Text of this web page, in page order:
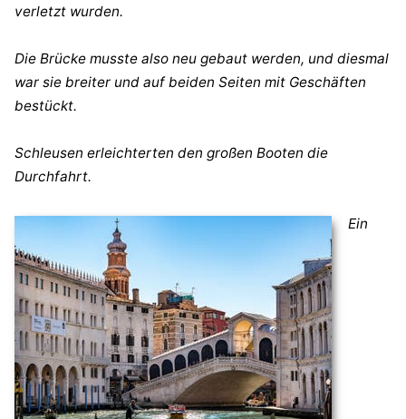
verletzt wurden.
Die Brücke musste also neu gebaut werden, und diesmal
war sie breiter und auf beiden Seiten mit Geschäften
bestückt.
Schleusen erleichterten den großen Booten die
Durchfahrt.
Ein